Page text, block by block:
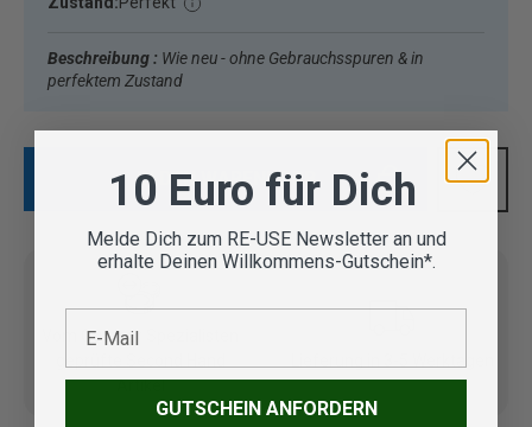
Beschreibung : Wie neu - ohne Gebrauchsspuren & in
perfektem Zustand
IN DEN WARENKORB
Vom Outdoor Spezialisten
Artikel
10 Euro für Dich
Melde Dich zum RE-USE Newsletter an und
erhalte Deinen Willkommens-Gutschein*.
GUTSCHEIN ANFORDERN